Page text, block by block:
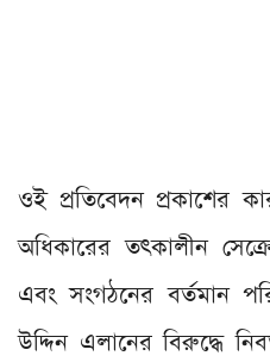
ওই প্রতিবেদন প্রকাশের
অধিকারের তৎকালীন
এবং সংগঠনের বর্তমান
উদ্দিন এলানের বিরুদ্ধে